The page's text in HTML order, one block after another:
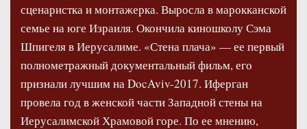
сценаристка и монтажерка. Выросла в марокканской
семье на юге Израиля. Окончила киношколу Сэма
Шпигеля в Иерусалиме. «Стена плача» — ее первый
полнометражный документальный фильм, его
признали лучшим на DocAviv-2017. Иферган
провела год в женской части Западной стены на
Иерусалимской Храмовой горе. По ее мнению,